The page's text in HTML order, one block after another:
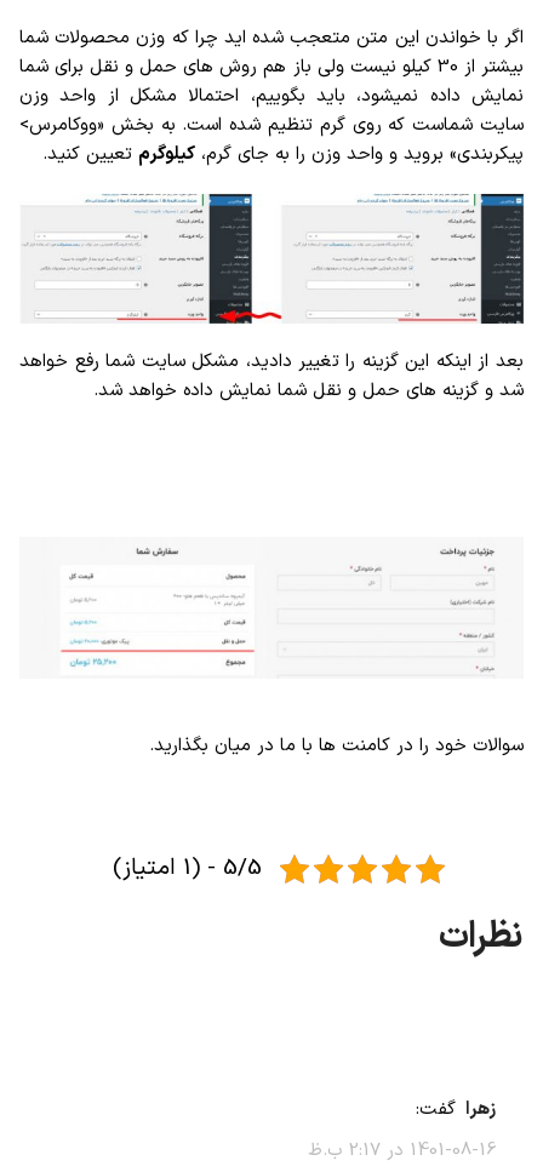
اگر با خواندن این متن متعجب شده اید چرا که وزن محصولات شما
بیشتر از 30 کیلو نیست ولی باز هم روش های حمل و نقل برای شما
نمایش داده نمیشود، باید بگوییم، احتمالا مشکل از واحد وزن
سایت شماست که روی گرم تنظیم شده است. به بخش «ووکامرس>
پیکربندی» بروید و واحد وزن را به جای گرم، کیلوگرم تعیین کنید.
بعد از اینکه این گزینه را تغییر دادید، مشکل سایت شما رفع خواهد
شد و گزینه های حمل و نقل شما نمایش داده خواهد شد.
سوالات خود را در کامنت ها با ما در میان بگذارید.
5/5 - (1 امتیاز)
زهرا گفت:
1401-08-16 در 2:17 ب.ظ